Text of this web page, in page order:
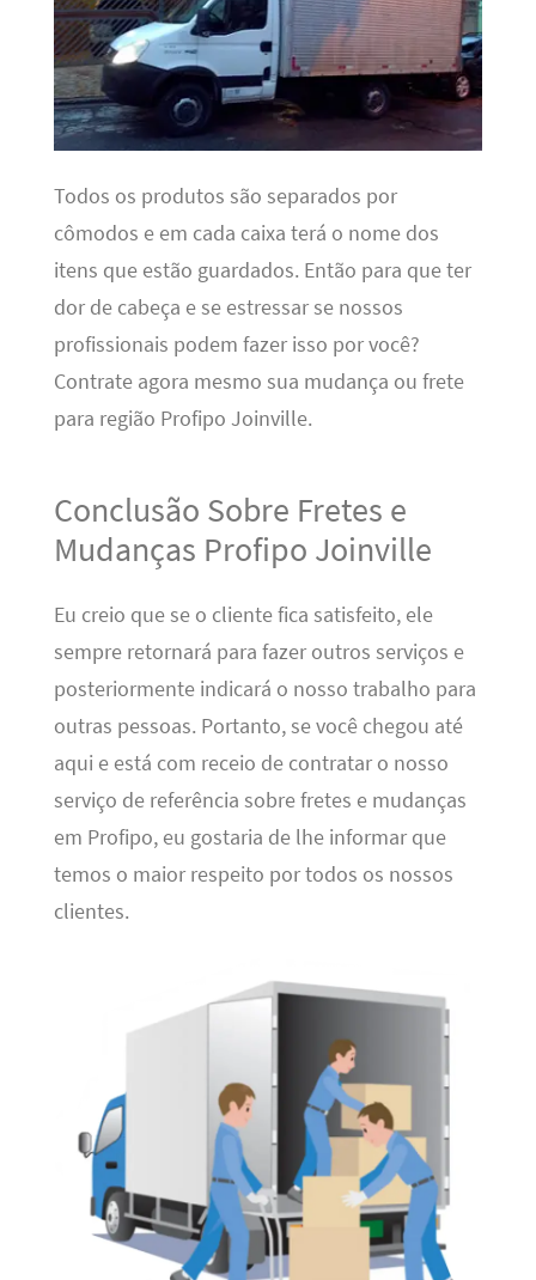
Todos os produtos são separados por
cômodos e em cada caixa terá o nome dos
itens que estão guardados. Então para que ter
dor de cabeça e se estressar se nossos
profissionais podem fazer isso por você?
Contrate agora mesmo sua mudança ou frete
para região Profipo Joinville.
Conclusão Sobre Fretes e
Mudanças Profipo Joinville
Eu creio que se o cliente fica satisfeito, ele
sempre retornará para fazer outros serviços e
posteriormente indicará o nosso trabalho para
outras pessoas. Portanto, se você chegou até
aqui e está com receio de contratar o nosso
serviço de referência sobre fretes e mudanças
em Profipo, eu gostaria de lhe informar que
temos o maior respeito por todos os nossos
clientes.